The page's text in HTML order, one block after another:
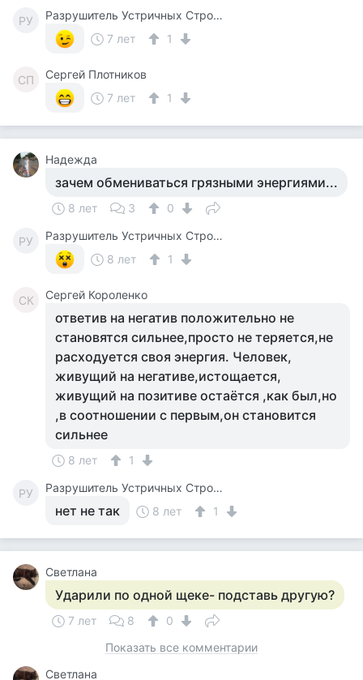
РУ
Разрушитель Устричных Строевых Стереотипов
7 лет
1
CП
Cергей Плотников
7 лет
1
Надежда
зачем обмениваться грязными энергиями...
8 лет 3 0
РУ
Разрушитель Устричных Строевых Стереотипов
8 лет
1
СК Сергей Короленко
ответив на негатив положительно не
становятся сильнее,просто не теряется,не
расходуется своя энергия. Человек,
живущий на негативе,истощается,
живущий на позитиве остаётся ,как был,но
,в соотношении с первым,он становится
сильнее
8 лет 1
РУ Разрушитель Устричных Строевых Стереотипов
нет не так 8 лет 1
Светлана
Ударили по одной щеке- подставь другую?
7 лет 8
0
Показать все комментарии
Светлана